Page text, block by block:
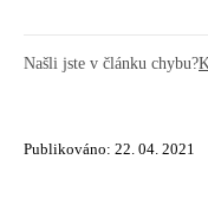
Našli jste v článku chybu?
Publikováno: 22. 04. 2021